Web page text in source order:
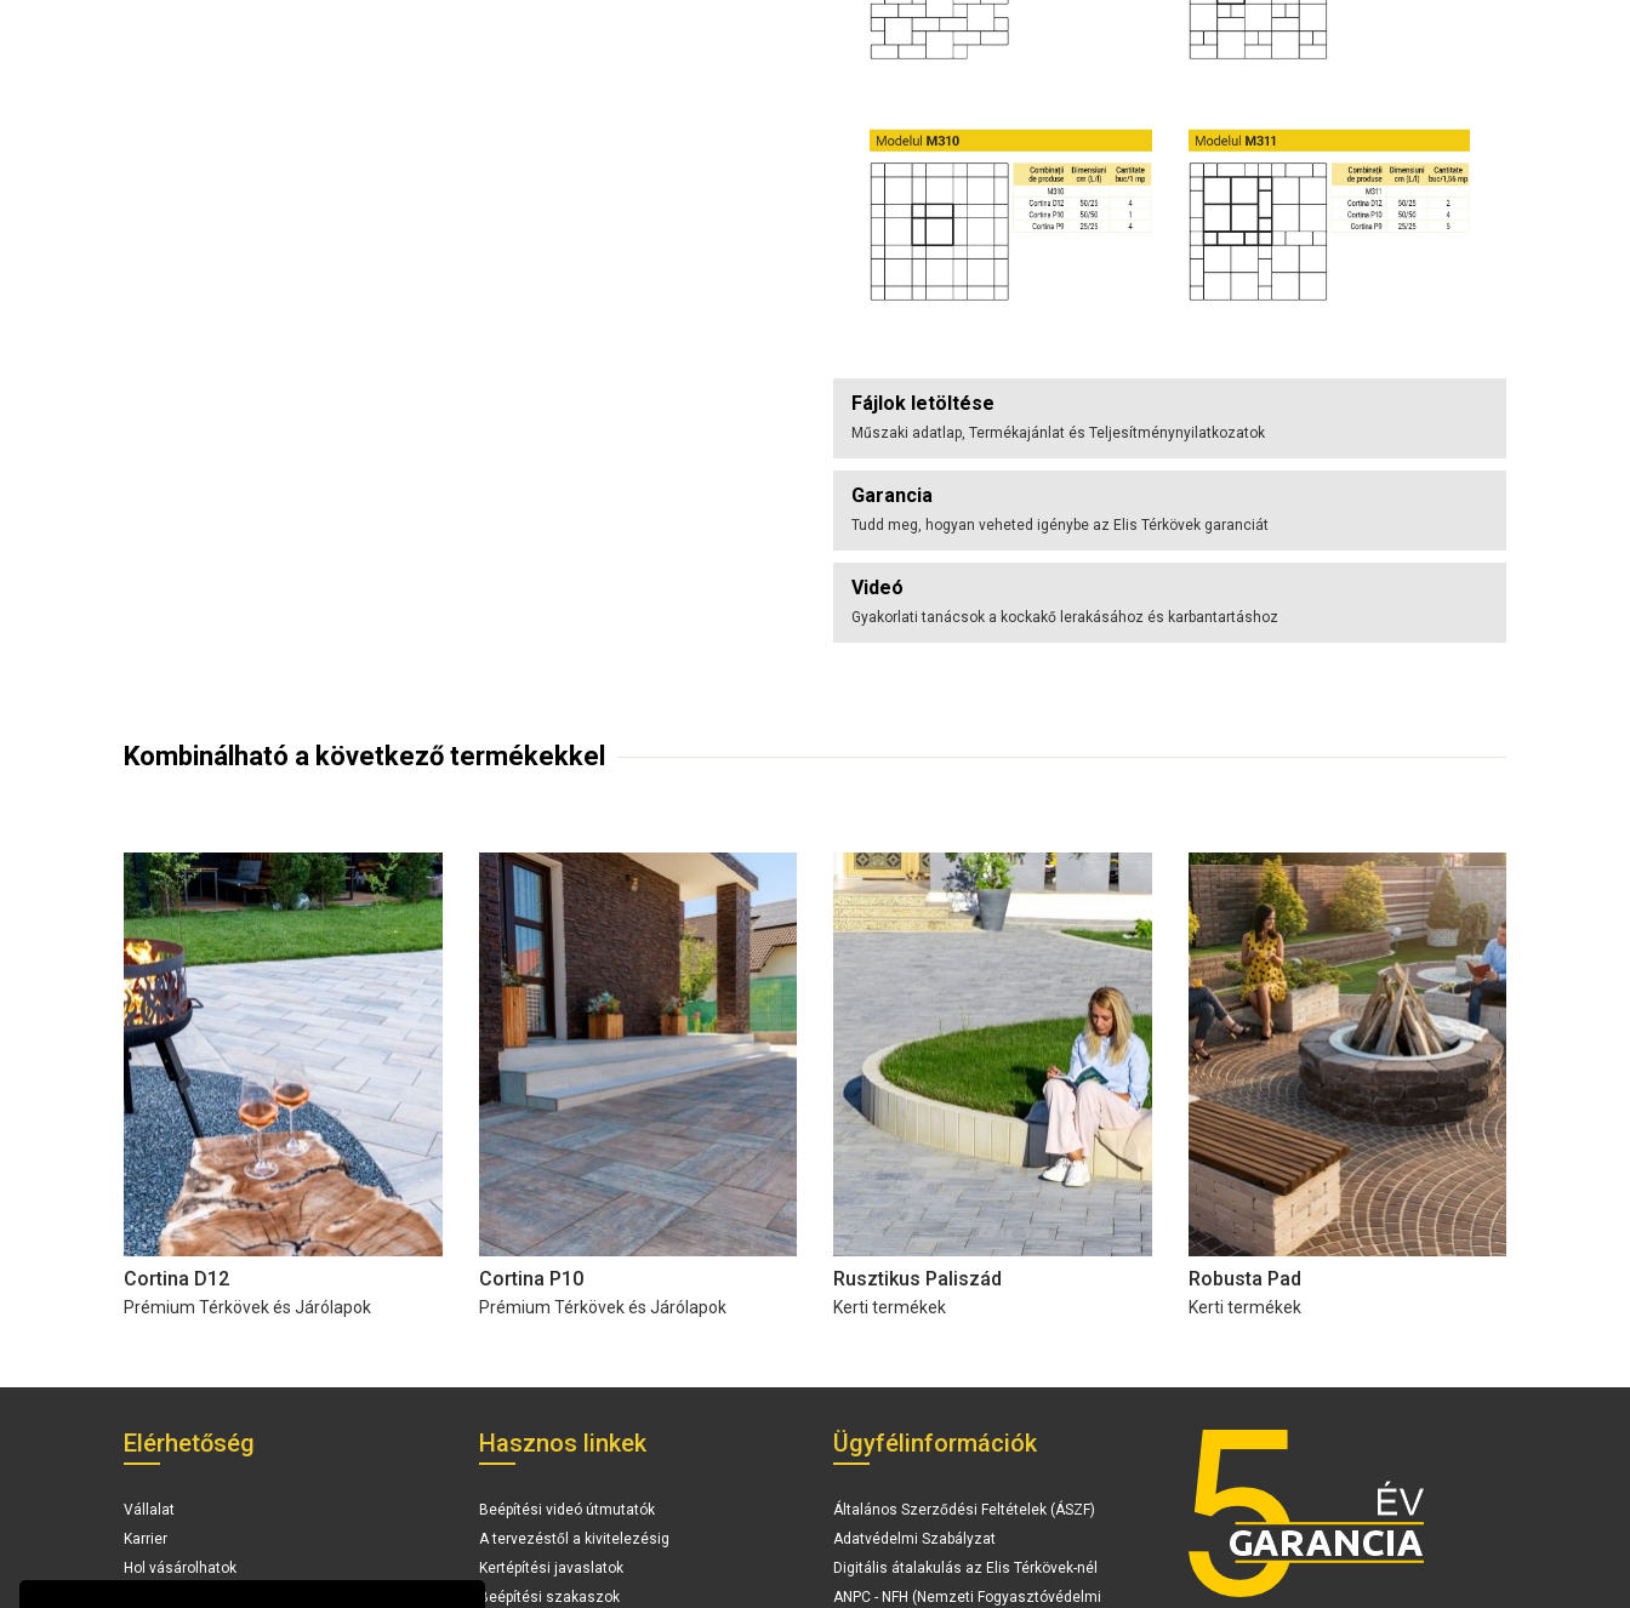
Fájlok letöltése
Műszaki adatlap, Termékajánlat és Teljesítménynyilatkozatok
Garancia
Tudd meg, hogyan veheted igénybe az Elis Térkövek garanciát
Videó
Gyakorlati tanácsok a kockakő lerakásához és karbantartáshoz
Kombinálható a következő termékekkel
Cortina D12
Prémium Térkövek és Járólapok
Cortina P10
Prémium Térkövek és Járólapok
Rusztikus Paliszád
Kerti termékek
Robusta Pad
Kerti termékek
Elérhetőség
Vállalat
Karrier
Hol vásárolhatok
Hasznos linkek
Beépítési videó útmutatók
A tervezéstől a kivitelezésig
Kertépítési javaslatok
Beépítési szakaszok
Ügyfélinformációk
Általános Szerződési Feltételek (ÁSZF)
Adatvédelmi Szabályzat
Digitális átalakulás az Elis Térkövek-nél
ANPC - NFH (Nemzeti Fogyasztóvédelmi